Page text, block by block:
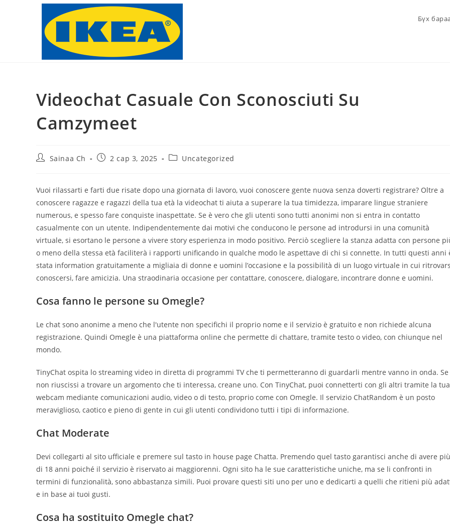
Бүх
Videochat Casuale Con Sconosciuti Su
Camzymeet
PostSainaa Ch
Post2 сар 3, 2025
PostUncategorized
Vuoi rilassarti e farti due risate dopo una giornata di lavoro, vuoi conoscere gente nuova senza doverti registrare? Oltre a
conoscere ragazze e ragazzi della tua età la videochat ti aiuta a superare la tua timidezza, imparare lingue straniere
numerous, e spesso fare conquiste inaspettate. Se è vero che gli utenti sono tutti anonimi non si entra in contatto
casualmente con un utente. Indipendentemente dai motivi che conducono le persone ad introdursi in una comunità
virtuale, si esortano le persone a vivere story esperienza in modo positivo. Perciò scegliere la stanza adatta con persone
o meno della stessa età faciliterà i rapporti unificando in qualche modo le aspettave di chi si connette. In tutti questi anni
stata information gratuitamente a migliaia di donne e uomini l’occasione e la possibilità di un luogo virtuale in cui
conoscersi, fare amicizia. Una straodinaria occasione per contattare, conoscere, dialogare, incontrare donne e uomini.
Cosa fanno le persone su Omegle?
Le chat sono anonime a meno che l'utente non specifichi il proprio nome e il servizio è gratuito e non richiede alcuna
registrazione. Quindi Omegle è una piattaforma online che permette di chattare, tramite testo o video, con chiunque nel
mondo.
TinyChat ospita lo streaming video in diretta di programmi TV che ti permetteranno di guardarli mentre vanno in onda. Se
non riuscissi a trovare un argomento che ti interessa, creane uno. Con TinyChat, puoi connetterti con gli altri tramite la tua
webcam mediante comunicazioni audio, video o di testo, proprio come con Omegle. Il servizio ChatRandom è un posto
meraviglioso, caotico e pieno di gente in cui gli utenti condividono tutti i tipi di informazione.
Chat Moderate
Devi collegarti al sito ufficiale e premere sul tasto in house page Chatta. Premendo quel tasto garantisci anche di avere più
di 18 anni poiché il servizio è riservato ai maggiorenni. Ogni sito ha le sue caratteristiche uniche, ma se li confronti in
termini di funzionalità, sono abbastanza simili. Puoi provare questi siti uno per uno e dedicarti a quelli che ritieni più
e in base ai tuoi gusti.
Cosa ha sostituito Omegle chat?